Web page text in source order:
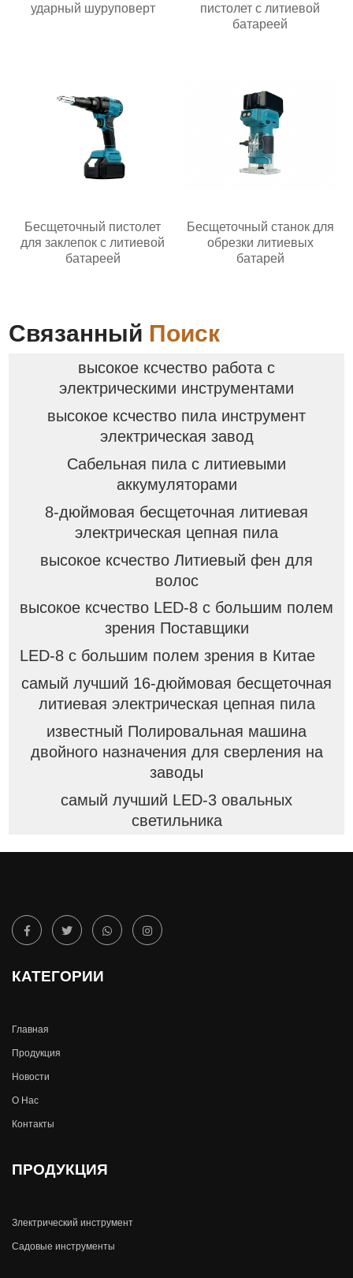
ударный шуруповерт
пистолет с литиевой
батареей
Бесщеточный пистолет
для заклепок с литиевой
батареей
Бесщеточный станок для
обрезки литиевых
батарей
Связанный Поиск
высокое ксчество работа с
электрическими инструментами
высокое ксчество пила инструмент
электрическая завод
Сабельная пила с литиевыми
аккумуляторами
8-дюймовая бесщеточная литиевая
электрическая цепная пила
высокое ксчество Литиевый фен для
волос
высокое ксчество LED-8 с большим полем
зрения Поставщики
LED-8 с большим полем зрения в Китае
самый лучший 16-дюймовая бесщеточная
литиевая электрическая цепная пила
известный Полировальная машина
двойного назначения для сверления на
заводы
самый лучший LED-3 овальных
светильника
КАТЕГОРИИ
Главная
Продукция
Новости
О Hас
Контакты
ПРОДУКЦИЯ
Злектрический инструмент
Садовые инструменты